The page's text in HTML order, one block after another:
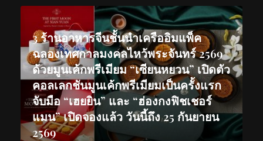
3 ร้านอาหารจีนชั้นนำเครืออิมแพ็ค
ฉลองเทศกาลมงคลไหว้พระจันทร์ 2569
ด้วยมูนเค้กพรีเมียม “เซียนหยวน” เปิดตัว
คอลเลกชันมูนเค้กพรีเมียมเป็นครั้งแรก
จับมือ “เฮยยิน” และ “ฮ่องกงฟิชเชอร์
แมน” เปิดจองแล้ว วันนี้ถึง 25 กันยายน
2569